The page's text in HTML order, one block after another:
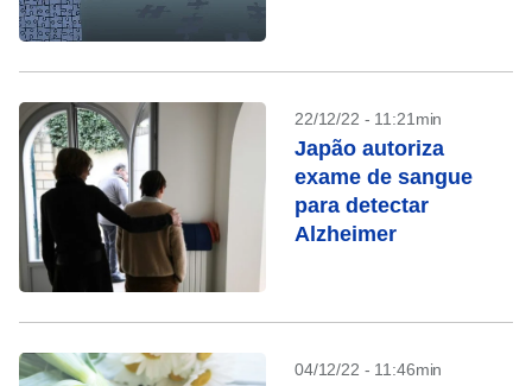
22/12/22 - 11:21min
Japão autoriza
exame de sangue
para detectar
Alzheimer
04/12/22 - 11:46min